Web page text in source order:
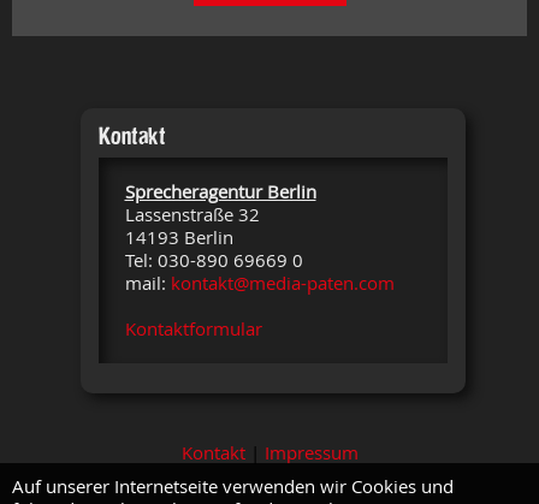
Kontakt
Sprecheragentur Berlin
Lassenstraße 32
14193 Berlin
Tel: 030-890 69669 0
mail: kontakt@media-paten.com
Kontaktformular
Kontakt| Impressum
Auf unserer Internetseite verwenden wir Cookies und